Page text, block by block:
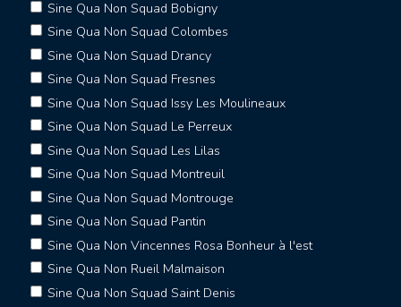
Sine Qua Non Squad Bobigny
Sine Qua Non Squad Colombes
Sine Qua Non Squad Drancy
Sine Qua Non Squad Fresnes
Sine Qua Non Squad Issy Les Moulineaux
Sine Qua Non Squad Le Perreux
Sine Qua Non Squad Les Lilas
Sine Qua Non Squad Montreuil
Sine Qua Non Squad Montrouge
Sine Qua Non Squad Pantin
Sine Qua Non Vincennes Rosa Bonheur à l'est
Sine Qua Non Rueil Malmaison
Sine Qua Non Squad Saint Denis